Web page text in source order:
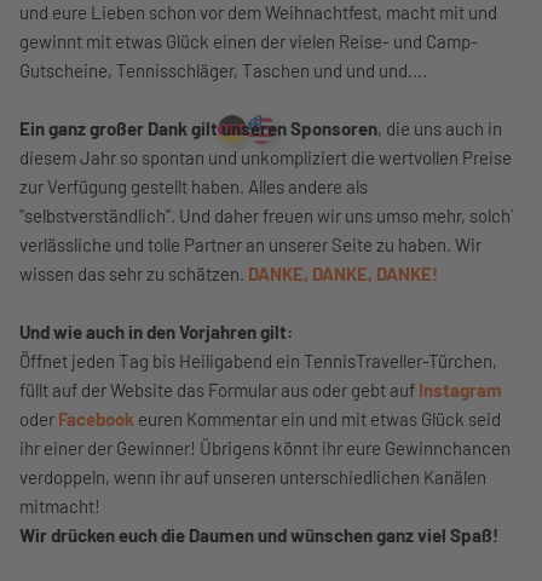
und eure Lieben schon vor dem Weihnachtfest, macht mit und
gewinnt mit etwas Glück einen der vielen Reise- und Camp-
Gutscheine, Tennisschläger, Taschen und und und....
Ein ganz großer Dank gilt unseren Sponsoren, die uns auch in
diesem Jahr so spontan und unkompliziert die wertvollen Preise
zur Verfügung gestellt haben. Alles andere als
"selbstverständlich". Und daher freuen wir uns umso mehr, solch`
verlässliche und tolle Partner an unserer Seite zu haben. Wir
wissen das sehr zu schätzen. DANKE, DANKE, DANKE!
Und wie auch in den Vorjahren gilt:
Öffnet jeden Tag bis Heiligabend ein TennisTraveller-Türchen,
füllt auf der Website das Formular aus oder gebt auf Instagram
oder Facebook euren Kommentar ein und mit etwas Glück seid
ihr einer der Gewinner! Übrigens könnt ihr eure Gewinnchancen
verdoppeln, wenn ihr auf unseren unterschiedlichen Kanälen
mitmacht!
Wir drücken euch die Daumen und wünschen ganz viel Spaß!